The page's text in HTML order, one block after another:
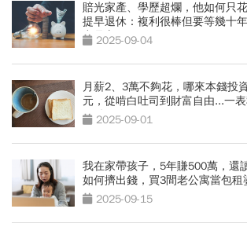
賠光家產、學歷超爛，他如何只
提早退休：複利很棒但要等幾十
密是它
2025-09-04
月薪2、3萬不夠花，哪來本錢投
元，從啃白吐司到財富自由...一
關鍵2025-09-01
我在家帶孩子，5年賺500萬，還
如何擠出錢，買3間老公寓當包
2025-09-15